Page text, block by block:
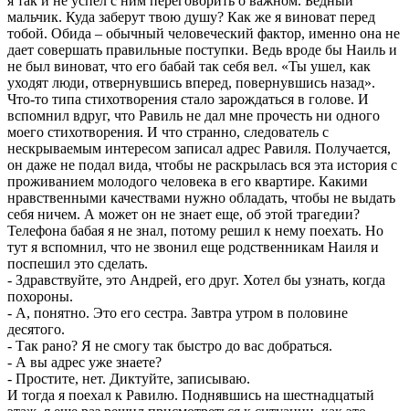
мальчик. Куда заберут твою душу? Как же я виноват перед
тобой. Обида – обычный человеческий фактор, именно она не
дает совершать правильные поступки. Ведь вроде бы Наиль и
не был виноват, что его бабай так себя вел. «Ты ушел, как
уходят люди, отвернувшись вперед, повернувшись назад».
Что-то типа стихотворения стало зарождаться в голове. И
вспомнил вдруг, что Равиль не дал мне прочесть ни одного
моего стихотворения. И что странно, следователь с
нескрываемым интересом записал адрес Равиля. Получается,
он даже не подал вида, чтобы не раскрылась вся эта история с
проживанием молодого человека в его квартире. Какими
нравственными качествами нужно обладать, чтобы не выдать
себя ничем. А может он не знает еще, об этой трагедии?
Телефона бабая я не знал, потому решил к нему поехать. Но
тут я вспомнил, что не звонил еще родственникам Наиля и
поспешил это сделать.
- Здравствуйте, это Андрей, его друг. Хотел бы узнать, когда
похороны.
- А, понятно. Это его сестра. Завтра утром в половине
десятого.
- Так рано? Я не смогу так быстро до вас добраться.
- А вы адрес уже знаете?
- Простите, нет. Диктуйте, записываю.
И тогда я поехал к Равилю. Поднявшись на шестнадцатый